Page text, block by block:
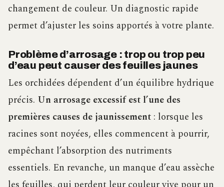
changement de couleur. Un diagnostic rapide
permet d’ajuster les soins apportés à votre plante.
Problème d’arrosage : trop ou trop peu
d’eau peut causer des feuilles jaunes
Les orchidées dépendent d’un équilibre hydrique
précis. Un arrosage excessif est l’une des
premières causes de jaunissement : lorsque les
racines sont noyées, elles commencent à pourrir,
empêchant l’absorption des nutriments
essentiels. En revanche, un manque d’eau assèche